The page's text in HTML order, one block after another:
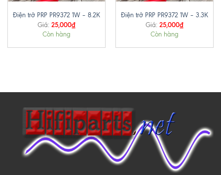
Điện trở PRP PR9372 1W – 8.2K
Giá: 25,000₫
Còn hàng
Điện trở PRP PR9372 1W – 3.3K
Giá: 25,000₫
Còn hàng